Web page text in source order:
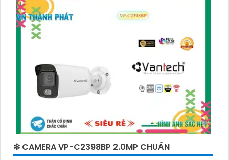
❇ CAMERA VP-C2398BP 2.0MP CHUẨN